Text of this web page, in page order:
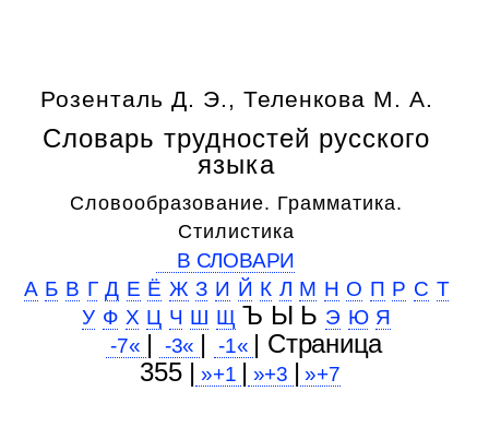
Розенталь Д. Э., Теленкова М. А.
Словарь трудностей русского
языка
Словообразование. Грамматика.
Стилистика
В СЛОВАРИ
А Б В Г Д Е Ё Ж З И Й К Л М Н О П Р С Т
У Ф Х Ц Ч Ш Щ Ъ Ы Ь Э Ю Я
-7« | -3« | -1« | Cтраница
355 | »+1 | »+3 | »+7